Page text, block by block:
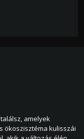
amelyek
ökoszisztéma kulisszái